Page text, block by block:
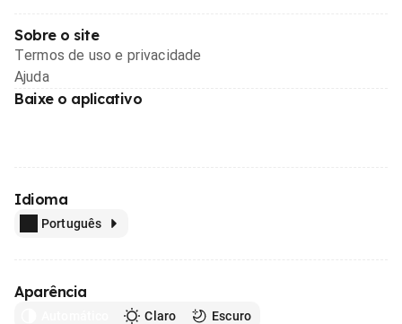
Sobre o site
Termos de uso e privacidade
Ajuda
Baixe o aplicativo
Idioma
Português
Aparência
Claro Escuro